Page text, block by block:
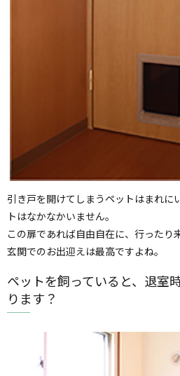
引き戸を開けてしまうペットはまれに
トはなかなかいません。
この扉であれば自由自在に、行ったり
玄関でのお出迎えは最高ですよね。
ペットを飼っていると、退室
ります？